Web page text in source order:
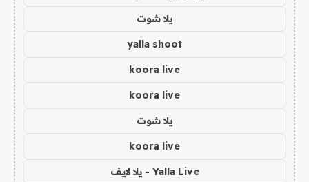
يلا شوت
yalla shoot
koora live
koora live
يلا شوت
koora live
Yalla Live - يلا لايف